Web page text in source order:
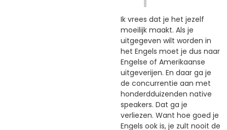
Ik vrees dat je het jezelf
moeilijk maakt. Als je
uitgegeven wilt worden in
het Engels moet je dus naar
Engelse of Amerikaanse
uitgeverijen. En daar ga je
de concurrentie aan met
honderdduizenden native
speakers. Dat ga je
verliezen. Want hoe goed je
Engels ook is, je zult nooit de